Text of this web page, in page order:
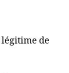
légitime de